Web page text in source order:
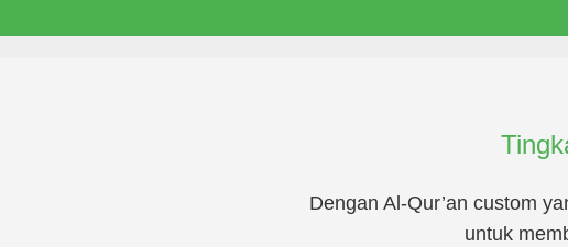
Dengan Al-Qur’an custom
untuk